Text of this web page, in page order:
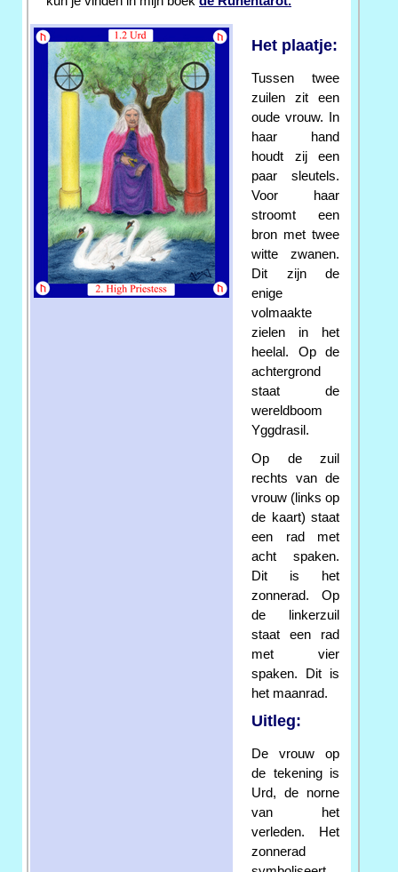
Het plaatje:
Tussen twee
zuilen zit een
oude vrouw. In
haar hand
houdt zij een
paar sleutels.
Voor haar
stroomt een
bron met twee
witte zwanen.
Dit zijn de
enige
volmaakte
zielen in het
heelal. Op de
achtergrond
staat de
wereldboom
Yggdrasil.
Op de zuil
rechts van de
vrouw (links op
de kaart) staat
een rad met
acht spaken.
Dit is het
zonnerad. Op
de linkerzuil
staat een rad
met vier
spaken. Dit is
het maanrad.
Uitleg:
De vrouw op
de tekening is
Urd, de norne
van het
verleden. Het
zonnerad